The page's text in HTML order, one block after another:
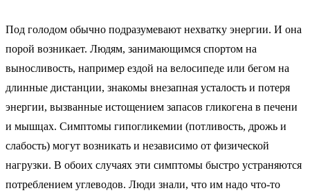
Под голодом обычно подразумевают нехватку энергии. И она
порой возникает. Людям, занимающимся спортом на
выносливость, например ездой на велосипеде или бегом на
длинные дистанции, знакомы внезапная усталость и потеря
энергии, вызванные истощением запасов гликогена в печени
и мышцах. Симптомы гипогликемии (потливость, дрожь и
слабость) могут возникать и независимо от физической
нагрузки. В обоих случаях эти симптомы быстро устраняются
потреблением углеводов. Люди знали, что им надо что-то